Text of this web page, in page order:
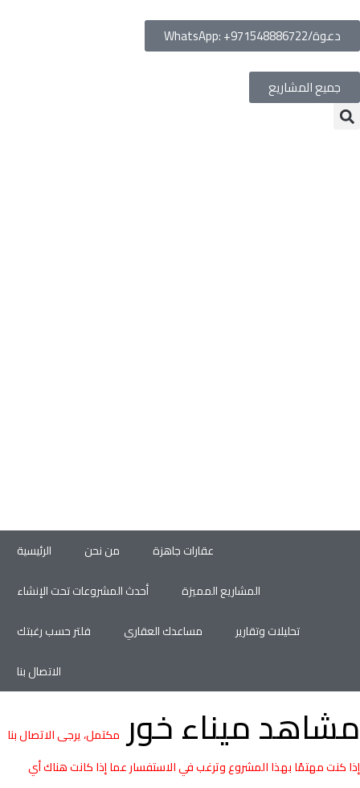
دعوة/WhatsApp: +971548886722
جميع المشاريع
الرئيسية من نحن
عقارات جاهزة
أحدث المشروعات تحت الإنشاء
المشاريع المميزة
فلتر حسب رغبتك
مساعدك العقاري
تحليلات وتقارير
الاتصال بنا
مشاهد ميناء خور مكتمل، يرجى الاتصال بنا
إذا كنت مهتمًا بهذا المشروع وترغب في الاستفسار عما إذا كانت هناك أي